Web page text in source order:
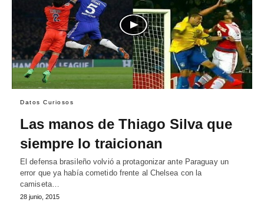
Datos Curiosos
Las manos de Thiago Silva que
siempre lo traicionan
El defensa brasileño volvió a protagonizar ante Paraguay un
error que ya había cometido frente al Chelsea con la
camiseta…
28 junio, 2015